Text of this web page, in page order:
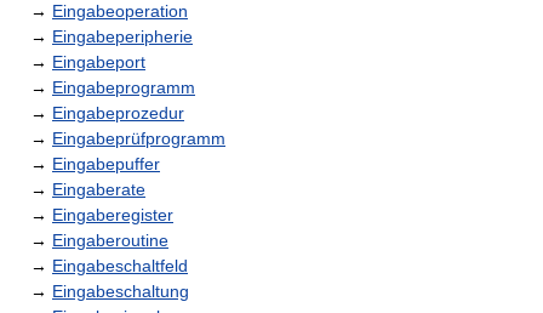
→ Eingabeoperation
→ Eingabeperipherie
→ Eingabeport
→ Eingabeprogramm
→ Eingabeprozedur
→ Eingabeprüfprogramm
→ Eingabepuffer
→ Eingaberate
→ Eingaberegister
→ Eingaberoutine
→ Eingabeschaltfeld
→ Eingabeschaltung